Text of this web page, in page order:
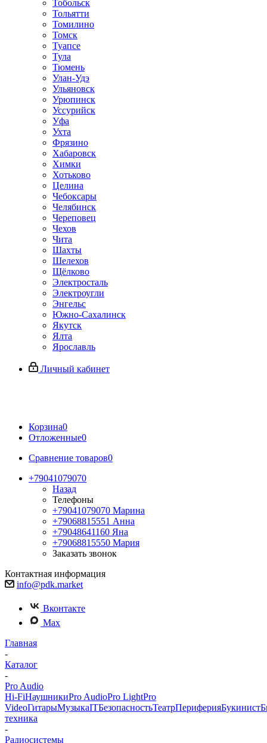
Тобольск
Тольятти
Томилино
Томск
Туапсе
Тула
Тюмень
Улан-Удэ
Ульяновск
Урюпинск
Уссурийск
Уфа
Ухта
Фрязино
Хабаровск
Химки
Хотьково
Целина
Чебоксары
Челябинск
Череповец
Чехов
Чита
Шахты
Шелехов
Щёлково
Электросталь
Электроугли
Энгельс
Южно-Сахалинск
Якутск
Ялта
Ярославль
Личный кабинет
Корзина0
Отложенные0
Сравнение товаров0
+79041079070
Назад
Телефоны
+79041079070 Марина
+79068815551 Анна
+79048641160 Яна
+79068815550 Мария
Заказать звонок
Контактная информация
info@pdk.market
Вконтакте
Max
Главная
-
Каталог
-
Pro Audio
Hi-FiНаушникиPro AudioPro LightPro
VideoГитарыМузыкаITБезопасностьТеатрПериферияБукинист
техника
-
Радиосистемы